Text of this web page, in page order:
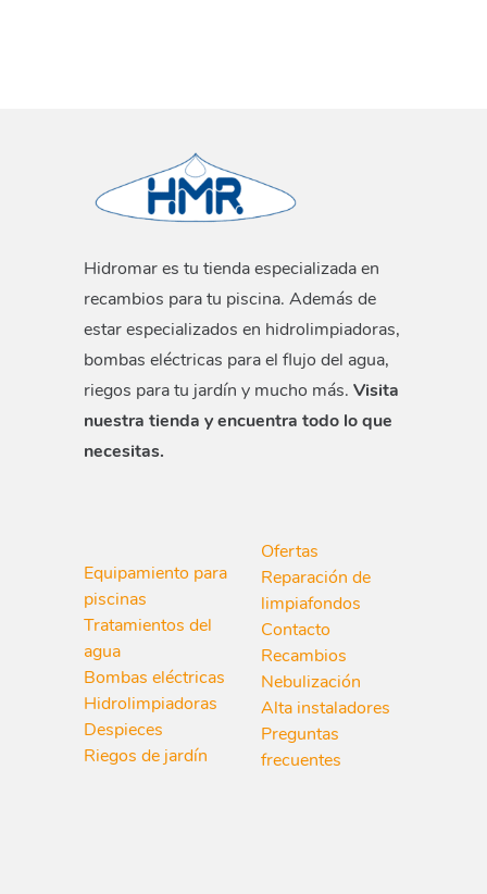
Hidromar es tu tienda especializada en
recambios para tu piscina. Además de
estar especializados en hidrolimpiadoras,
bombas eléctricas para el flujo del agua,
riegos para tu jardín y mucho más. Visita
nuestra tienda y encuentra todo lo que
necesitas.
Equipamiento para
piscinas
Tratamientos del
agua
Bombas eléctricas
Hidrolimpiadoras
Despieces
Riegos de jardín
Ofertas
Reparación de
limpiafondos
Contacto
Recambios
Nebulización
Alta instaladores
Preguntas
frecuentes